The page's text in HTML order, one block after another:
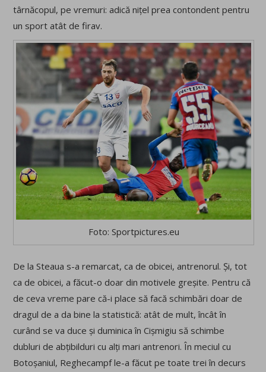
târnăcopul, pe vremuri: adică nițel prea contondent pentru
un sport atât de firav.
Foto: Sportpictures.eu
De la Steaua s-a remarcat, ca de obicei, antrenorul. Și, tot
ca de obicei, a făcut-o doar din motivele greșite. Pentru că
de ceva vreme pare că-i place să facă schimbări doar de
dragul de a da bine la statistică: atât de mult, încât în
curând se va duce și duminica în Cișmigiu să schimbe
dubluri de abțibilduri cu alți mari antrenori. În meciul cu
Botoșaniul, Reghecampf le-a făcut pe toate trei în decurs